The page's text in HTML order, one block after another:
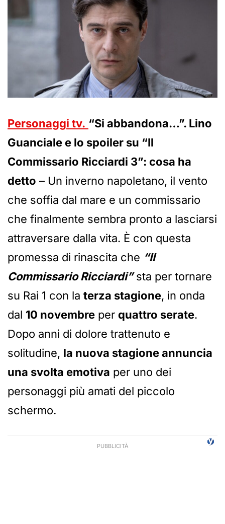
Personaggi tv. “Si abbandona…”. Lino
Guanciale e lo spoiler su “Il
Commissario Ricciardi 3”: cosa ha
detto – Un inverno napoletano, il vento
che soffia dal mare e un commissario
che finalmente sembra pronto a lasciarsi
attraversare dalla vita. È con questa
promessa di rinascita che “Il
Commissario Ricciardi” sta per tornare
su Rai 1 con la terza stagione, in onda
dal 10 novembre per quattro serate.
Dopo anni di dolore trattenuto e
solitudine, la nuova stagione annuncia
una svolta emotiva per uno dei
personaggi più amati del piccolo
schermo.